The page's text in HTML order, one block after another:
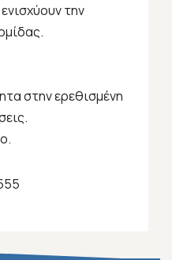
την
στην ερεθισμένη